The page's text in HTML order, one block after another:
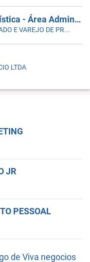
Assistente De Logística - Área Administrativa
TERABYTE ATACADO E VAREJO DE PRODUTOS DE INFORMATICA LTDA
LTDA
JR
PESSOAL
de Viva negocios